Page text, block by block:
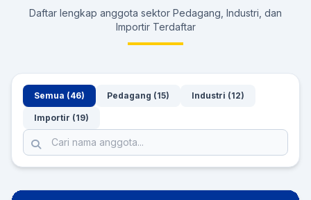
Daftar lengkap anggota sektor Pedagang, Industri, dan
Importir Terdaftar
Semua (46) Pedagang (15) Industri (12)
Importir (19)